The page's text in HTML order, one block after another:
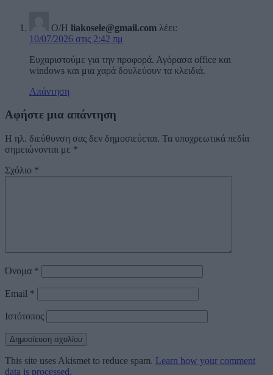
Ο/Η liakosele@gmail.com λέει:
10/07/2026 στις 2:42 πμ
Ευχαριστούμε για την προφορά. Αγόρασα office και
windows και μια χαρά δουλεύουν τα κλειδιά.
Απάντηση
Αφήστε μια απάντηση
Η ηλ. διεύθυνση σας δεν δημοσιεύεται. Τα υποχρεωτικά πεδία
σημειώνονται με *
Σχόλιο *
Όνομα *
Email *
Ιστότοπος
This site uses Akismet to reduce spam. Learn how your comment
data is processed.